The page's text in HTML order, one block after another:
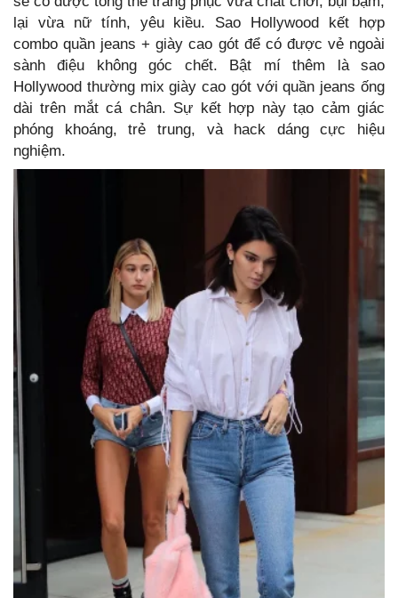
lại vừa nữ tính, yêu kiều. Sao Hollywood kết hợp
combo quần jeans + giày cao gót để có được vẻ ngoài
sành điệu không góc chết. Bật mí thêm là sao
Hollywood thường mix giày cao gót với quần jeans ống
dài trên mắt cá chân. Sự kết hợp này tạo cảm giác
phóng khoáng, trẻ trung, và hack dáng cực hiệu
nghiệm.